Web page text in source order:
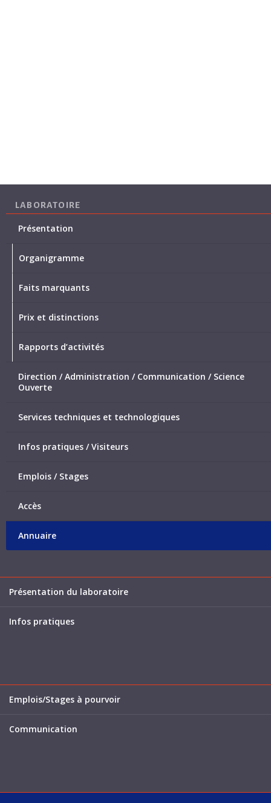
LABORATOIRE
Présentation
Organigramme
Faits marquants
Prix et distinctions
Rapports d’activités
Direction / Administration / Communication / Science
Ouverte
Services techniques et technologiques
Infos pratiques / Visiteurs
Emplois / Stages
Accès
Annuaire
Présentation du laboratoire
Infos pratiques
Emplois/Stages à pourvoir
Communication